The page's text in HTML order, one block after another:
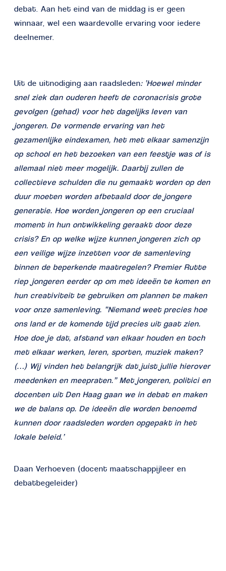
debat. Aan het eind van de middag is er geen
winnaar, wel een waardevolle ervaring voor iedere
deelnemer.
Uit de uitnodiging aan raadsleden: ‘Hoewel minder
snel ziek dan ouderen heeft de coronacrisis grote
gevolgen (gehad) voor het dagelijks leven van
jongeren. De vormende ervaring van het
gezamenlijke eindexamen, het met elkaar samenzijn
op school en het bezoeken van een feestje was of is
allemaal niet meer mogelijk. Daarbij zullen de
collectieve schulden die nu gemaakt worden op den
duur moeten worden afbetaald door de jongere
generatie. Hoe worden jongeren op een cruciaal
moment in hun ontwikkeling geraakt door deze
crisis? En op welke wijze kunnen jongeren zich op
een veilige wijze inzetten voor de samenleving
binnen de beperkende maatregelen? Premier Rutte
riep jongeren eerder op om met ideeën te komen en
hun creativiteit te gebruiken om plannen te maken
voor onze samenleving. “Niemand weet precies hoe
ons land er de komende tijd precies uit gaat zien.
Hoe doe je dat, afstand van elkaar houden en toch
met elkaar werken, leren, sporten, muziek maken?
(…) Wij vinden het belangrijk dat juist jullie hierover
meedenken en meepraten.” Met jongeren, politici en
docenten uit Den Haag gaan we in debat en maken
we de balans op. De ideeën die worden benoemd
kunnen door raadsleden worden opgepakt in het
lokale beleid.’
Daan Verhoeven (docent maatschappijleer en
debatbegeleider)